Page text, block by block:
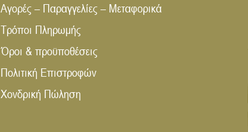
Αγορές – Παραγγελίες – Μεταφορικά
Τρόποι Πληρωμής
Όροι & προϋποθέσεις
Πολιτική Επιστροφών
Χονδρική Πώληση